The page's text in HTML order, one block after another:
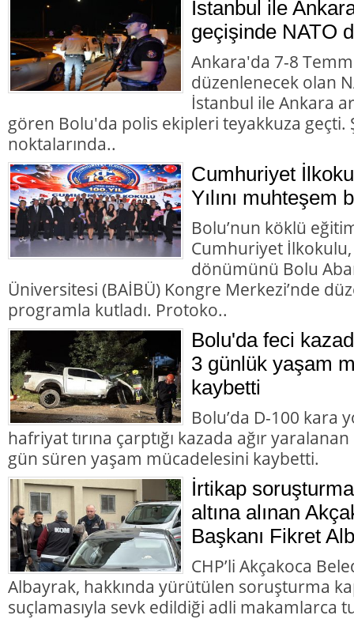
İstanbul ile
geçişinde NATO
Ankara'da 7-8
düzenlenecek olan
İstanbul ile Ankara
gören Bolu'da polis ekipleri teyakkuza geçti.
noktalarında..
Cumhuriyet
Yılını muhteşem
Bolu’nun köklü
Cumhuriyet
dönümünü Bolu
Üniversitesi (BAİBÜ) Kongre Merkezi’nde
programla kutladı. Protoko..
Bolu'da feci
3 günlük yaşam
kaybetti
Bolu’da D-100 kara
hafriyat tırına çarptığı kazada ağır
gün süren yaşam mücadelesini kaybetti.
İrtikap
altına alınan
Başkanı Fikret
CHP’li Akçakoca
Albayrak, hakkında yürütülen soruşturma
suçlamasıyla sevk edildiği adli makamlarca